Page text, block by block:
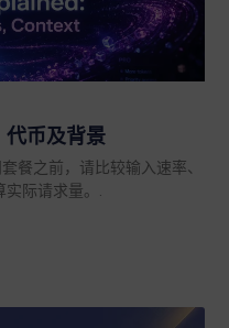
币及背景
餐之前，请比较输入速率、
实际请求量。.